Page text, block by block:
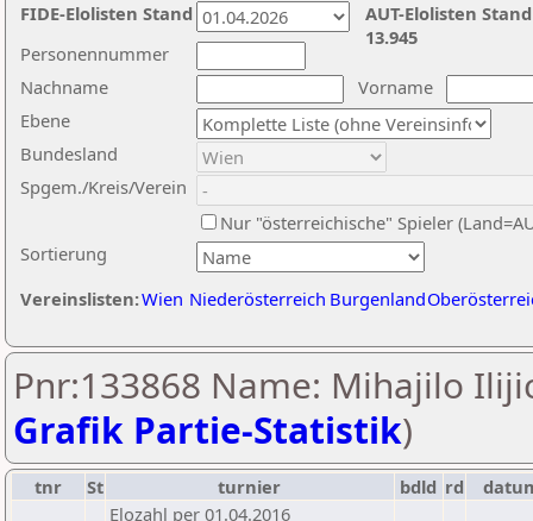
Nachname
Vorname
Ebene
Sortierung
Personennummer
Bundesland
Spgem./Kreis/Verein
Nur "österreichische" Spieler
Vereinslisten:Wien Niederösterreich Burgenland
AUT-Elolisten
13.945
FIDE-Elolisten Stand
Pnr:133868 Name: Mihajilo
Grafik Partie-Statistik)
tnr St turnier bdld rd
Elozahl per 01.04.2016